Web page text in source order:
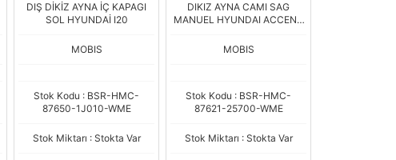
DIŞ DİKİZ AYNA İÇ KAPAGI
SOL HYUNDAİ I20
MOBIS
Stok Kodu : BSR-HMC-
87650-1J010-WME
Stok Miktarı : Stokta Var
DIKIZ AYNA CAMI SAG
MANUEL HYUNDAI ACCENT
MOBIS
Stok Kodu : BSR-HMC-
87621-25700-WME
Stok Miktarı : Stokta Var